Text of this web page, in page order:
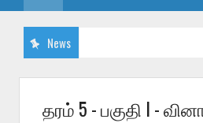
News
தரம் 5 - பகுதி I -